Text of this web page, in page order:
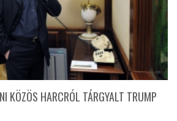
KÖZÖS HARCRÓL TÁRGYALT TRUMP